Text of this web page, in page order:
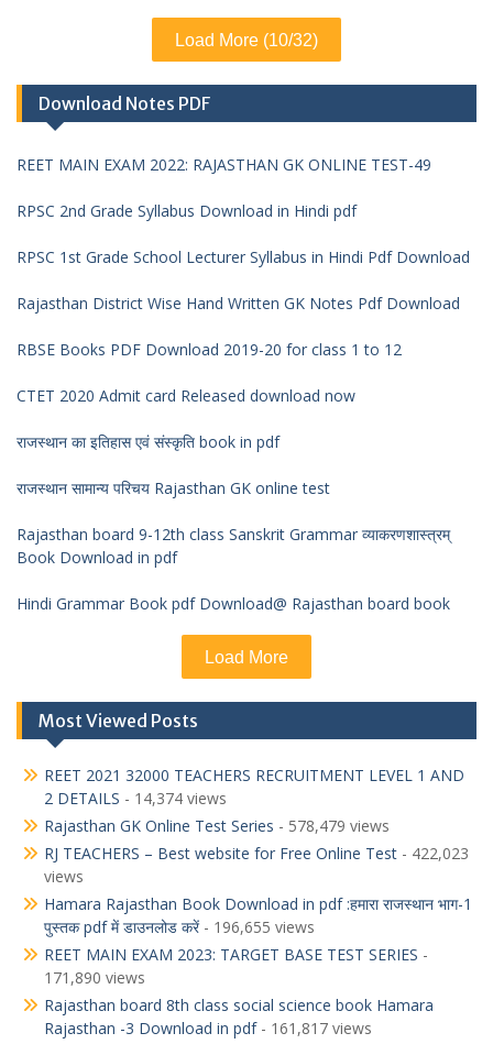
Load More (10/32)
Download Notes PDF
REET MAIN EXAM 2022: RAJASTHAN GK ONLINE TEST-49
RPSC 2nd Grade Syllabus Download in Hindi pdf
RPSC 1st Grade School Lecturer Syllabus in Hindi Pdf Download
Rajasthan District Wise Hand Written GK Notes Pdf Download
RBSE Books PDF Download 2019-20 for class 1 to 12
CTET 2020 Admit card Released download now
राजस्थान का इतिहास एवं संस्कृति book in pdf
राजस्थान सामान्य परिचय Rajasthan GK online test
Rajasthan board 9-12th class Sanskrit Grammar व्याकरणशास्त्रम्
Book Download in pdf
Hindi Grammar Book pdf Download@ Rajasthan board book
Load More
Most Viewed Posts
REET 2021 32000 TEACHERS RECRUITMENT LEVEL 1 AND
2 DETAILS - 14,374 views
Rajasthan GK Online Test Series - 578,479 views
RJ TEACHERS – Best website for Free Online Test - 422,023
views
Hamara Rajasthan Book Download in pdf :हमारा राजस्थान भाग-1
पुस्तक pdf में डाउनलोड करें- 196,655 views
REET MAIN EXAM 2023: TARGET BASE TEST SERIES -
171,890 views
Rajasthan board 8th class social science book Hamara
Rajasthan -3 Download in pdf- 161,817 views